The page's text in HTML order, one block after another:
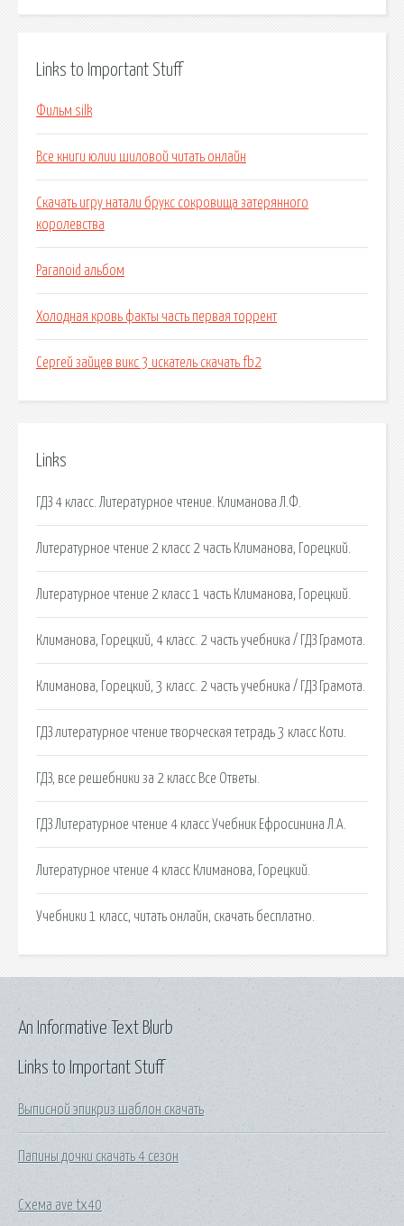
Links to Important Stuff
Фильм silk
Все книги юлии шиловой читать онлайн
Скачать игру натали брукс сокровища затерянного
королевства
Paranoid альбом
Холодная кровь факты часть первая торрент
Сергей зайцев викс 3 искатель скачать fb2
Links
ГДЗ 4 класс. Литературное чтение. Климанова Л.Ф.
Литературное чтение 2 класс 2 часть Климанова, Горецкий.
Литературное чтение 2 класс 1 часть Климанова, Горецкий.
Климанова, Горецкий, 4 класс. 2 часть учебника / ГДЗ Грамота.
Климанова, Горецкий, 3 класс. 2 часть учебника / ГДЗ Грамота.
ГДЗ литературное чтение творческая тетрадь 3 класс Коти.
ГДЗ, все решебники за 2 класс Все Ответы.
ГДЗ Литературное чтение 4 класс Учебник Ефросинина Л.А.
Литературное чтение 4 класс Климанова, Горецкий.
Учебники 1 класс, читать онлайн, скачать бесплатно.
Links to Important Stuff
Выписной эпикриз шаблон скачать
Папины дочки скачать 4 сезон
Схема ave tx40
An Informative Text Blurb